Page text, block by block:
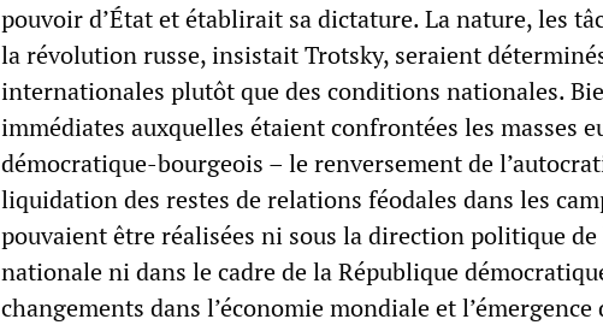
pouvoir d’État et établirait sa dictature. La nature, les
la révolution russe, insistait Trotsky, seraient
internationales plutôt que des conditions nationales.
immédiates auxquelles étaient confrontées les masses
démocratique-bourgeois – le renversement de
liquidation des restes de relations féodales dans les
pouvaient être réalisées ni sous la direction politique
nationale ni dans le cadre de la République
changements dans l’économie mondiale et